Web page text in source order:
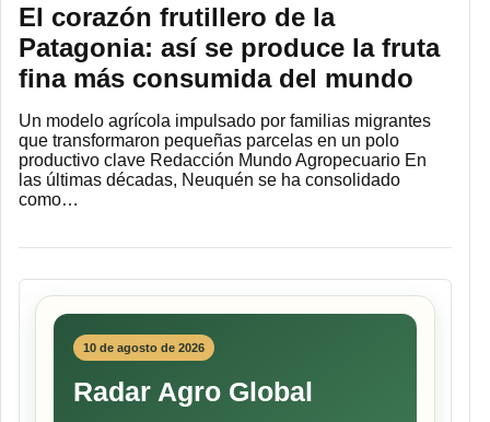
El corazón frutillero de la
Patagonia: así se produce la fruta
fina más consumida del mundo
Un modelo agrícola impulsado por familias migrantes
que transformaron pequeñas parcelas en un polo
productivo clave Redacción Mundo Agropecuario En
las últimas décadas, Neuquén se ha consolidado
como…
10 de agosto de 2026
Radar Agro Global